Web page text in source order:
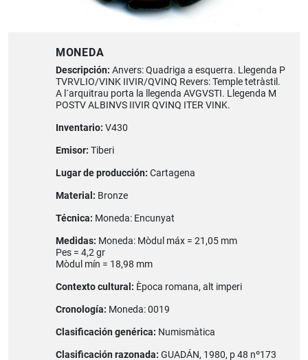
MONEDA
Descripción: Anvers: Quadriga a esquerra. Llegenda P
TVRVLIO/VINK IIVIR/QVINQ Revers: Temple tetràstil.
A l´arquitrau porta la llegenda AVGVSTI. Llegenda M
POSTV ALBINVS IIVIR QVINQ ITER VINK.
Inventario: V430
Emisor: Tiberi
Lugar de producción: Cartagena
Material: Bronze
Técnica: Moneda: Encunyat
Medidas: Moneda: Mòdul máx = 21,05 mm
Pes = 4,2 gr
Mòdul mín = 18,98 mm
Contexto cultural: Època romana, alt imperi
Cronología: Moneda: 0019
Clasificación genérica: Numismàtica
Clasificación razonada: GUADÁN, 1980, p 48 nº173